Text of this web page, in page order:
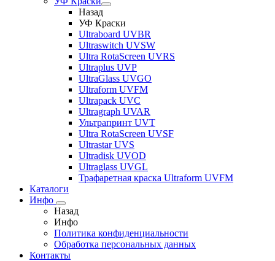
Назад
УФ Краски
Ultraboard UVBR
Ultraswitch UVSW
Ultra RotaScreen UVRS
Ultraplus UVP
UltraGlass UVGO
Ultraform UVFM
Ultrapack UVC
Ultragraph UVAR
Ультрапринт UVT
Ultra RotaScreen UVSF
Ultrastar UVS
Ultradisk UVOD
Ultraglass UVGL
Трафаретная краска Ultraform UVFM
Каталоги
Инфо
Назад
Инфо
Политика конфиденциальности
Обработка персональных данных
Контакты